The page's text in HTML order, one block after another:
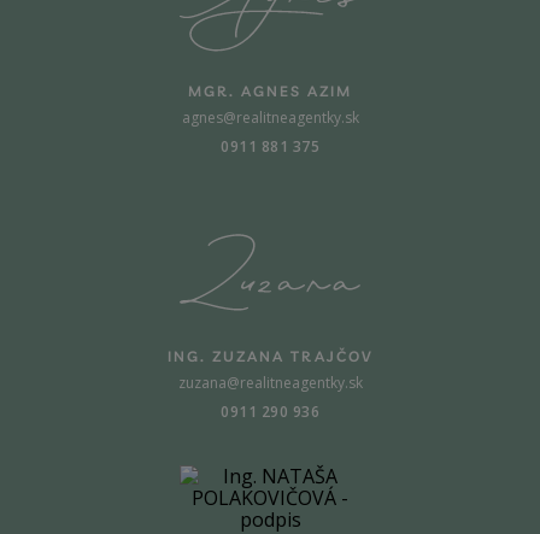
MGR. AGNES AZIM
agnes@realitneagentky.sk
0911 881 375
ING. ZUZANA TRAJČOV
zuzana@realitneagentky.sk
0911 290 936